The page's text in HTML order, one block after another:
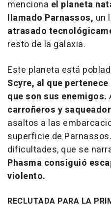
menciona el planeta
llamado Parnassos, un
atrasado
resto de la galaxia.
Este planeta está
Scyre, al que
que son sus enemigos.
carroñeros y
asaltos a las
superficie de
dificultades, que se
Phasma consiguió
violento.
RECLUTADA PARA LA